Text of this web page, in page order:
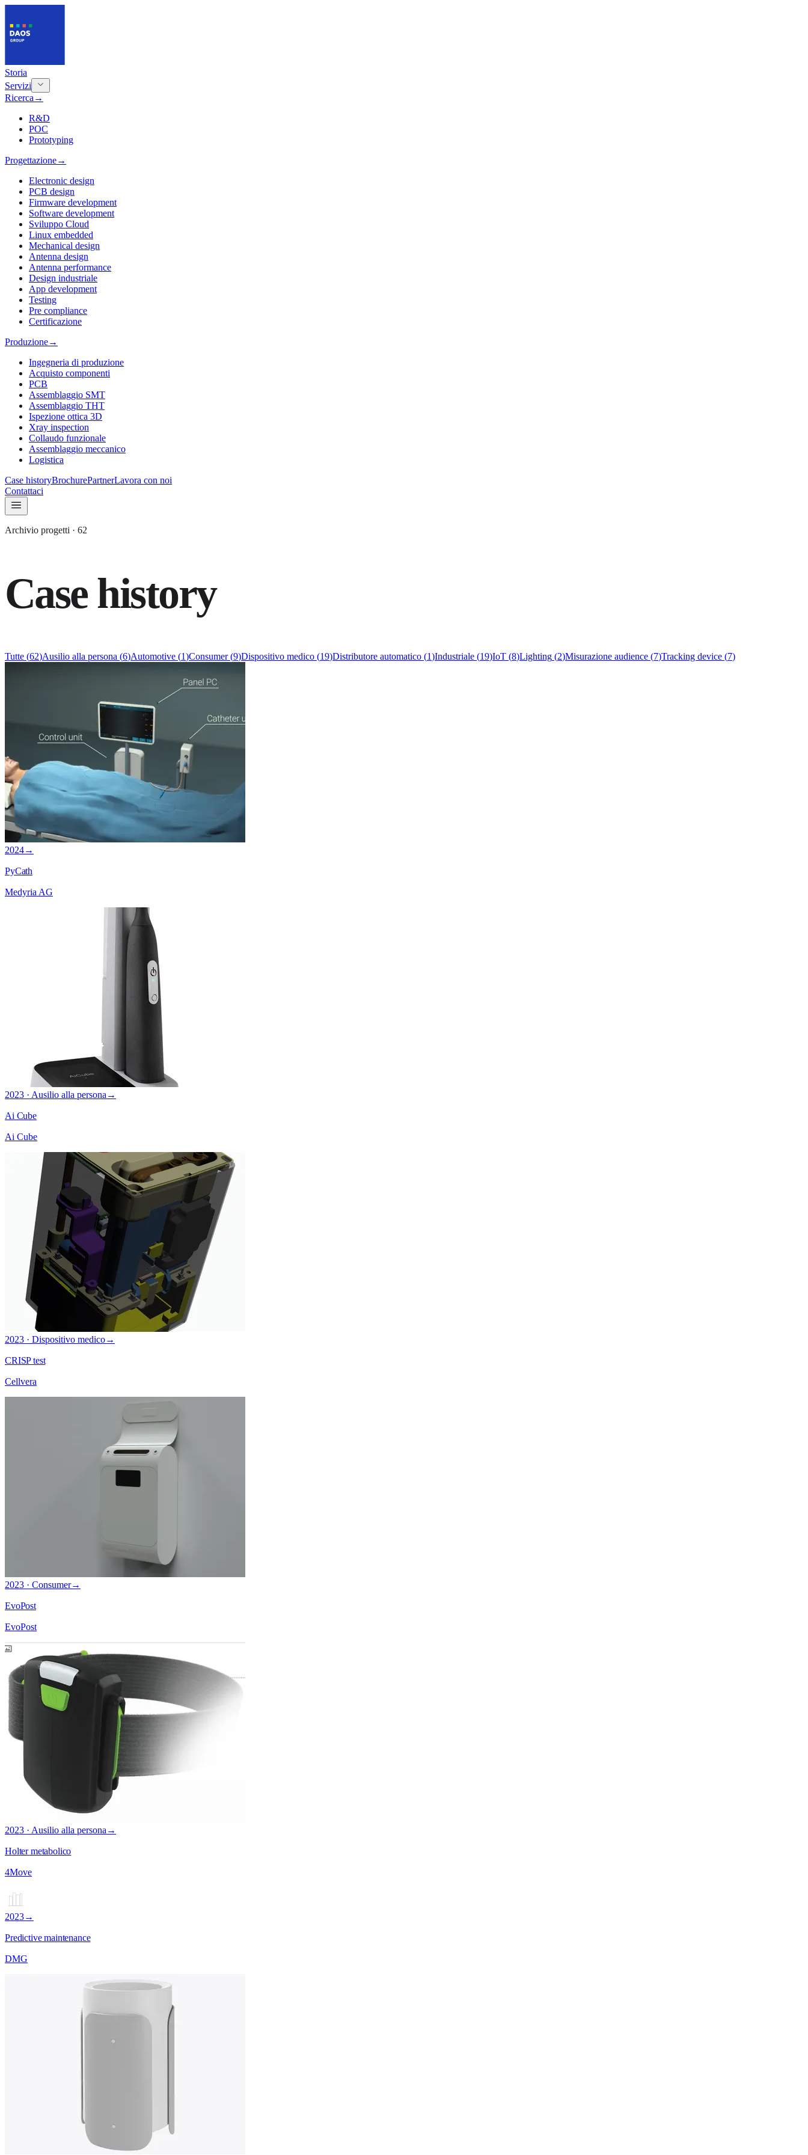
Storia
Servizi
Ricerca →
R&D
POC
Prototyping
Progettazione→
Electronic design
PCB design
Firmware development
Software development
Sviluppo Cloud
Linux embedded
Mechanical design
Antenna design
Antenna performance
Design industriale
App development
Testing
Pre compliance
Certificazione
Produzione→
Ingegneria di produzione
Acquisto componenti
PCB
Assemblaggio SMT
Assemblaggio THT
Ispezione ottica 3D
Xray inspection
Collaudo funzionale
Assemblaggio meccanico
Logistica
Case historyBrochurePartnerLavora con noi
Contattaci
Archivio progetti · 62
Case history
Tutte (62)Ausilio alla persona (6)Automotive (1)Consumer(9)Dispositivo medico (19)Distributore automatico (1)Industriale (19)IoT (8)Lighting (2)Misurazione audience (7)Tracking device (7)
2024→
PyCath
Medyria AG
2023 · Ausilio alla persona →
Ai Cube
Ai Cube
2023 · Dispositivo medico→
CRISP test
Cellvera
2023 · Consumer→
EvoPost
EvoPost
2023 · Ausilio alla persona →
Holter metabolico
4Move
2023→
Predictive maintenance
DMG